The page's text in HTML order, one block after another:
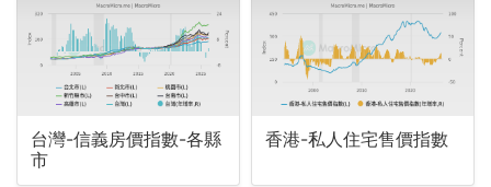
台灣-信義房價指數-各縣
市
香港-私人住宅售價指數